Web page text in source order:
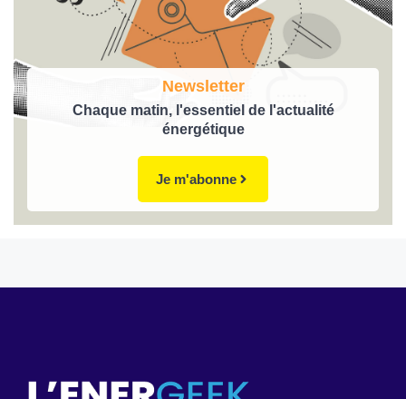
Newsletter
Chaque matin, l'essentiel de l'actualité
énergétique
Je m'abonne